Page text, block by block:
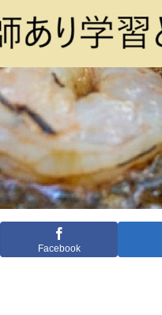
Facebook